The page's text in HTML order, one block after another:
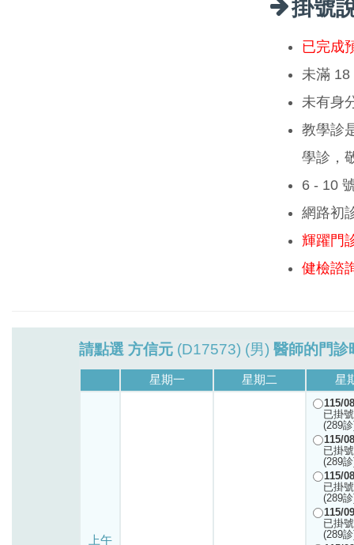
掛號
已完成
未滿 18
未有身
教學診
學診，
6 - 10
網路初
輝躍門
健檢諮